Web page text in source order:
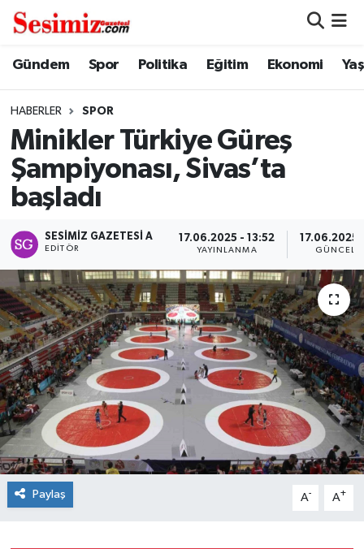
Gündem Spor Politika Eğitim Ekonomi
HABERLER SPOR
Minikler Türkiye Güreş
Şampiyonası, Sivas’ta
başladı
SESIMIZ GAZETESI A
EDITÖR
17.06.2025 - 13:52
YAYINLANMA
17.06.2025
Paylaş A- A+
Dünya
Ekonomi
Genel
Gündem
Magazin
Politika
Sağlık
Spor
Teknoloji
Tokat Haberleri
Nöbetçi Eczaneler
Namaz Vakitleri
Trafik Durumu
Süper Lig Puan Durumu ve Fikstür
Tüm Manşetler
Son Dakika Haberleri
Haber Arşivi